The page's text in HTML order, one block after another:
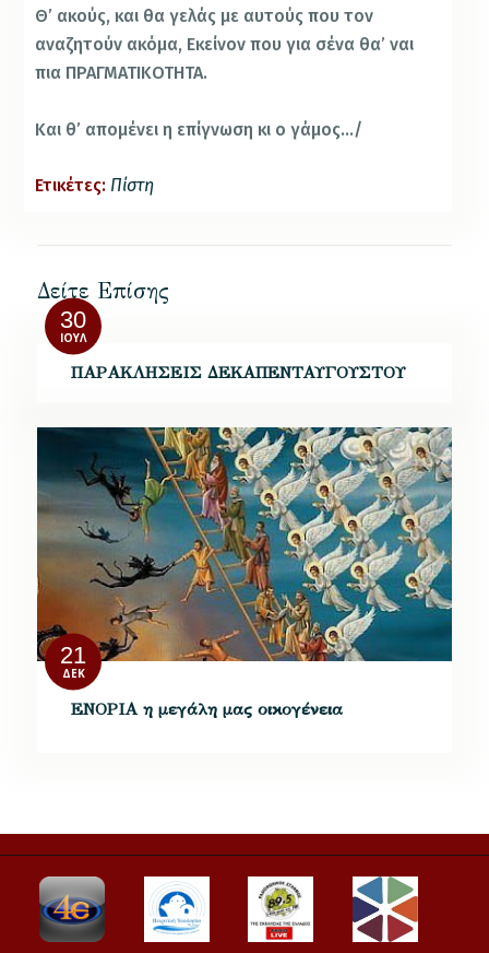
Θ’ ακούς, και θα γελάς με αυτούς που τον
αναζητούν ακόμα, Εκείνον που για σένα θα’ ναι
πια ΠΡΑΓΜΑΤΙΚΟΤΗΤΑ.
Και θ’ απομένει η επίγνωση κι ο γάμος…/
Ετικέτες: Πίστη
Δείτε Επίσης
30
ΙΟΎΛ
ΠΑΡΑΚΛΗΣΕΙΣ ΔΕΚΑΠΕΝΤΑΥΓΟΥΣΤΟΥ
21
ΔΕΚ
ΕΝΟΡΙΑ η μεγάλη μας οικογένεια